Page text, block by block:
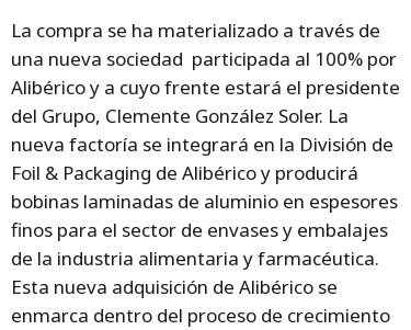
La compra se ha materializado a través de
una nueva sociedad participada al 100% por
Alibérico y a cuyo frente estará el presidente
del Grupo, Clemente González Soler. La
nueva factoría se integrará en la División de
Foil & Packaging de Alibérico y producirá
bobinas laminadas de aluminio en espesores
finos para el sector de envases y embalajes
de la industria alimentaria y farmacéutica.
Esta nueva adquisición de Alibérico se
enmarca dentro del proceso de crecimiento